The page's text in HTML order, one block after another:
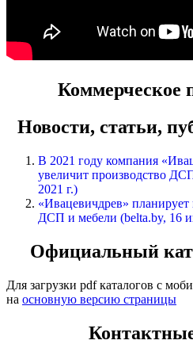
Коммерческое
Новости, статьи,
В 2021 году компания
увеличит производство
2021 г.)
«Ивацевичдрев» планирует
ДСП и мебели (belta.by, 16
Официальный
Для загрузки pdf каталогов с
на основную версию страницы